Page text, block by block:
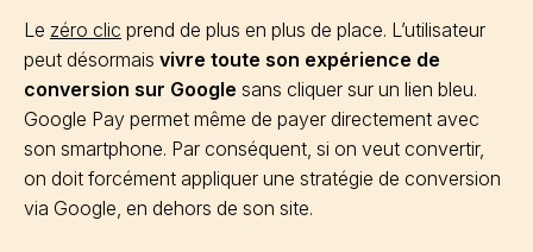
Le zéro clic prend de plus en plus de place. L’utilisateur
peut désormais vivre toute son expérience de
conversion sur Google sans cliquer sur un lien bleu.
Google Pay permet même de payer directement avec
son smartphone. Par conséquent, si on veut convertir,
on doit forcément appliquer une stratégie de conversion
via Google, en dehors de son site.